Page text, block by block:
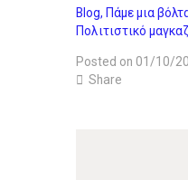
Blog, Πάμε μια
Πολιτιστικό
Posted on 01/10/
Share